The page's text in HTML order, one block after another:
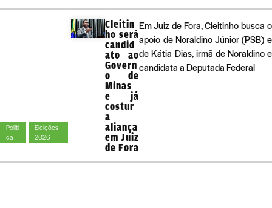
Políti
ca
Eleições
2026
Cleitin
ho será
candid
ato ao
Govern
o de
Minas
e já
costur
a
aliança
em Juiz
de Fora
Em Juiz de Fora, Cleitinho busca o
apoio de Noraldino Júnior (PSB) e
de Kátia Dias, irmã de Noraldino e
candidata a Deputada Federal